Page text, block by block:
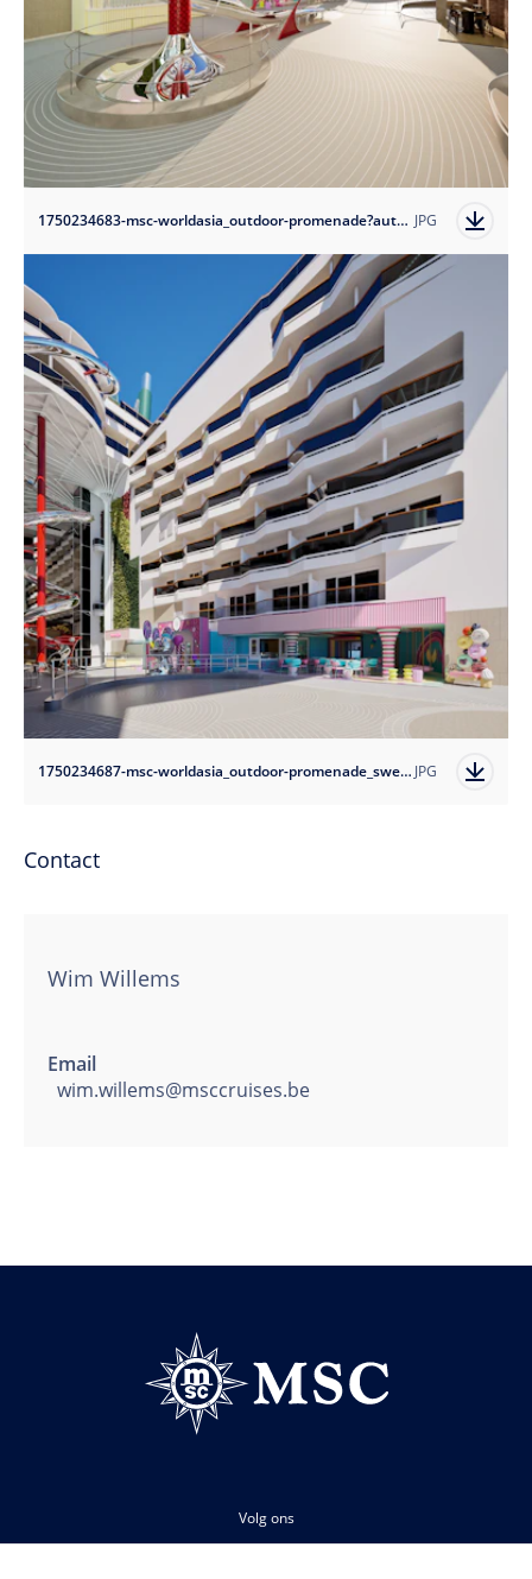
1750234683-msc-worldasia_outdoor-promenade?auto=format JPG
1750234687-msc-worldasia_outdoor-promenade_sweet-temptations?auto=format JPG
Contact
Wim Willems
Email
wim.willems@msccruises.be
Volg ons